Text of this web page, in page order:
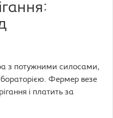
з потужними силосами,
Фермер везе
і платить за